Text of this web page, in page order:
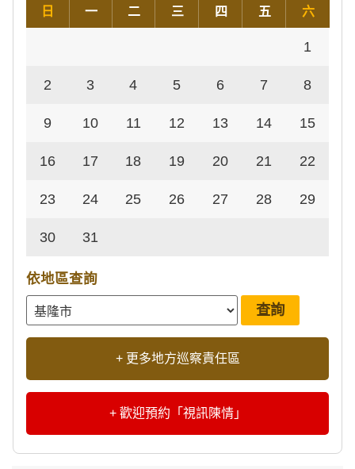
日 一 二 三 四 五 六
1
2 3 4 5 6 7 8
9 10 11 12 13 14 15
16 17 18 19 20 21 22
23 24 25 26 27 28 29
30 31
依地區查詢
+ 更多地方巡察責任區
+ 歡迎預約「視訊陳情」